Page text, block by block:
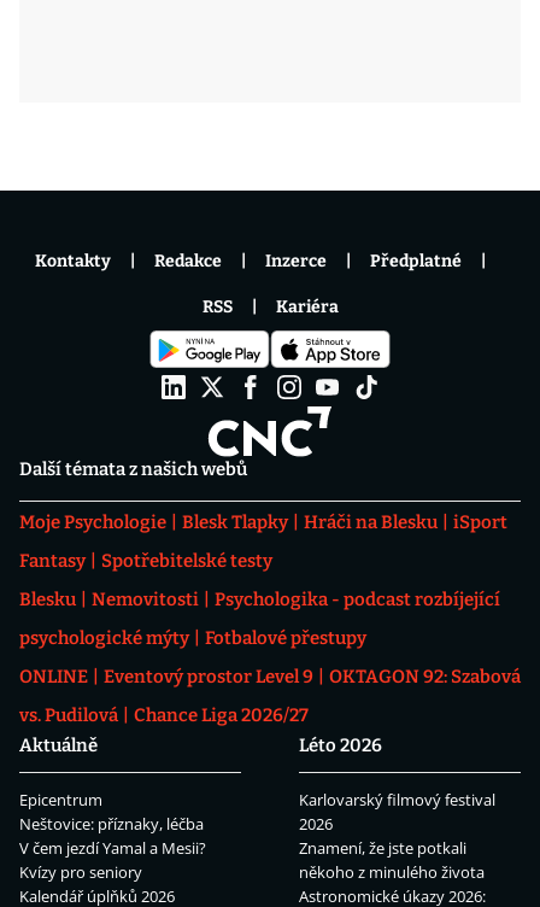
Další témata z našich webů
Moje Psychologie Blesk Tlapky Hráči na Blesku
iSport
Fantasy
Spotřebitelské testy
Blesku
Nemovitosti
Psychologika - podcast rozbíjející
psychologické mýty
Fotbalové přestupy
ONLINE
Eventový prostor Level 9
OKTAGON 92: Szabová
vs. Pudilová
Chance Liga 2026/27
Aktuálně
Epicentrum
Neštovice: příznaky, léčba
V čem jezdí Yamal a Mesii?
Kvízy pro seniory
Kalendář úplňků 2026
Léto 2026
Karlovarský filmový festival
2026
Znamení, že jste potkali
někoho z minulého života
Astronomické úkazy 2026:
Kontakty Redakce Inzerce Předplatné
RSS Kariéra